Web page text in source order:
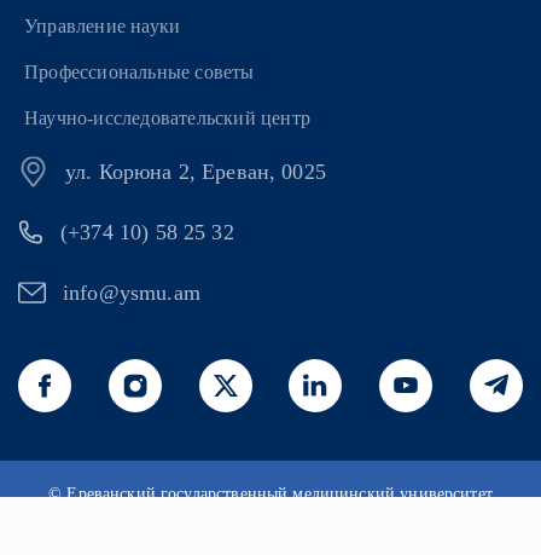
Управление науки
Профессиональные советы
Научно-исследовательский центр
ул. Корюна 2, Ереван, 0025
(+374 10) 58 25 32
info@ysmu.am
© Ереванский государственный медицинский университет